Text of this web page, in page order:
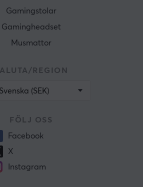
Gamingstolar
Gamingheadset
Musmattor
REGION
Svenska (SEK)
FÖLJ OSS
Facebook
X
Instagram